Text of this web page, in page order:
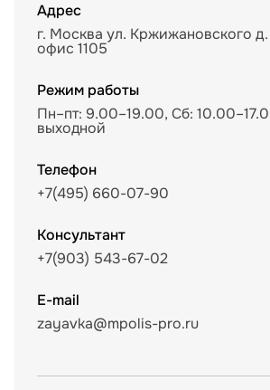
Адрес
г. Москва ул. Кржижановского д.
офис 1105
Режим работы
Пн–пт: 9.00–19.00, Сб:
выходной
Телефон
+7(495) 660-07-90
Консультант
+7(903) 543-67-02
E-mail
zayavka@mpolis-pro.ru